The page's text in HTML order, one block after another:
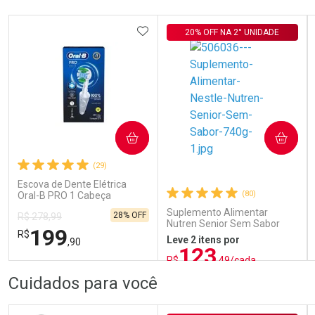
(29)
Escova de Dente Elétrica
Oral-B PRO 1 Cabeça
Redonda Recarregável 1
Unidade
R$ 278,99
R$199,90
28% OFF
ADICIONAR AOS FAVORITOS
COMPRAR
FECHAR
Laboratório
FECHAR
Por Menos
(80)
Suplemento Alimentar
Nutren Senior Sem Sabor
740g
20% OFF NA 2° UNIDADE
Leve 2 itens por
R$123,49/cada
COMPRAR
Por Menos
Cuidados para você